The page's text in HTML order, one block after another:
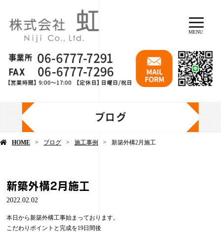
MENU
ブログ
HOME ブログ 施工事例 新築外構2月施工
新築外構2月施工
2022.02.02
本日から新築外構工事始まっております。
こだわりポイントと完成を19日間後